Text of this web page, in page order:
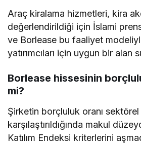
Araç kiralama hizmetleri, kira
değerlendirildiği için İslami
ve Borlease bu faaliyet
yatırımcıları için uygun bir alan
Borlease hissesinin
mi?
Şirketin borçluluk oranı
karşılaştırıldığında makul
Katılım Endeksi kriterlerini